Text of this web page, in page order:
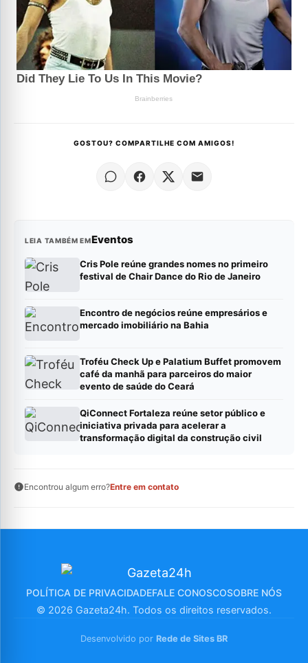
GOSTOU? COMPARTILHE COM AMIGOS!
LEIA TAMBÉM EMEventos
Cris Pole reúne grandes nomes no primeiro
festival de Chair Dance do Rio de Janeiro
Encontro de negócios reúne empresários e
mercado imobiliário na Bahia
Troféu Check Up e Palatium Buffet promovem
café da manhã para parceiros do maior
evento de saúde do Ceará
QiConnect Fortaleza reúne setor público e
iniciativa privada para acelerar a
transformação digital da construção civil
Encontrou algum erro?Entre em contato
POLÍTICA DE PRIVACIDADEFALE CONOSCOSOBRE NÓS
© 2026 Gazeta24h. Todos os direitos reservados.
Desenvolvido por Rede de Sites BR